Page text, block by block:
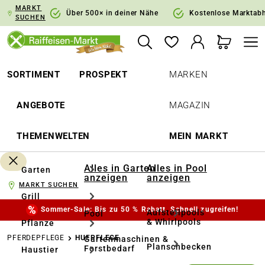
Zur Hauptnavigation springen
MARKT
SUCHEN
Über 500× in deiner Nähe Kostenlose
SORTIMENT PROSPEKT
ANGEBOTE
THEMENWELTEN
MARKEN
MAGAZIN
MEIN MARKT
Garten
Grill
Pflanze
Haustier
Alles in Garten
anzeigen
Pool
Gartenmaschinen &
Forstbedarf
Alles in Pool
anzeigen
Aufstellpools
& Whirlpools
Planschbecken
MARKT SUCHEN
Sommer-Sale: Bis zu 50 % Rabatt. Schnell zugreifen!
PFERDEPFLEGE HUFPFLEGE